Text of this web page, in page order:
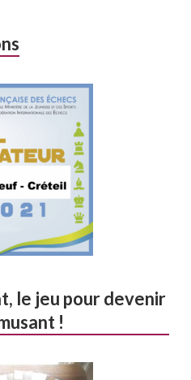
le jeu pour devenir
!